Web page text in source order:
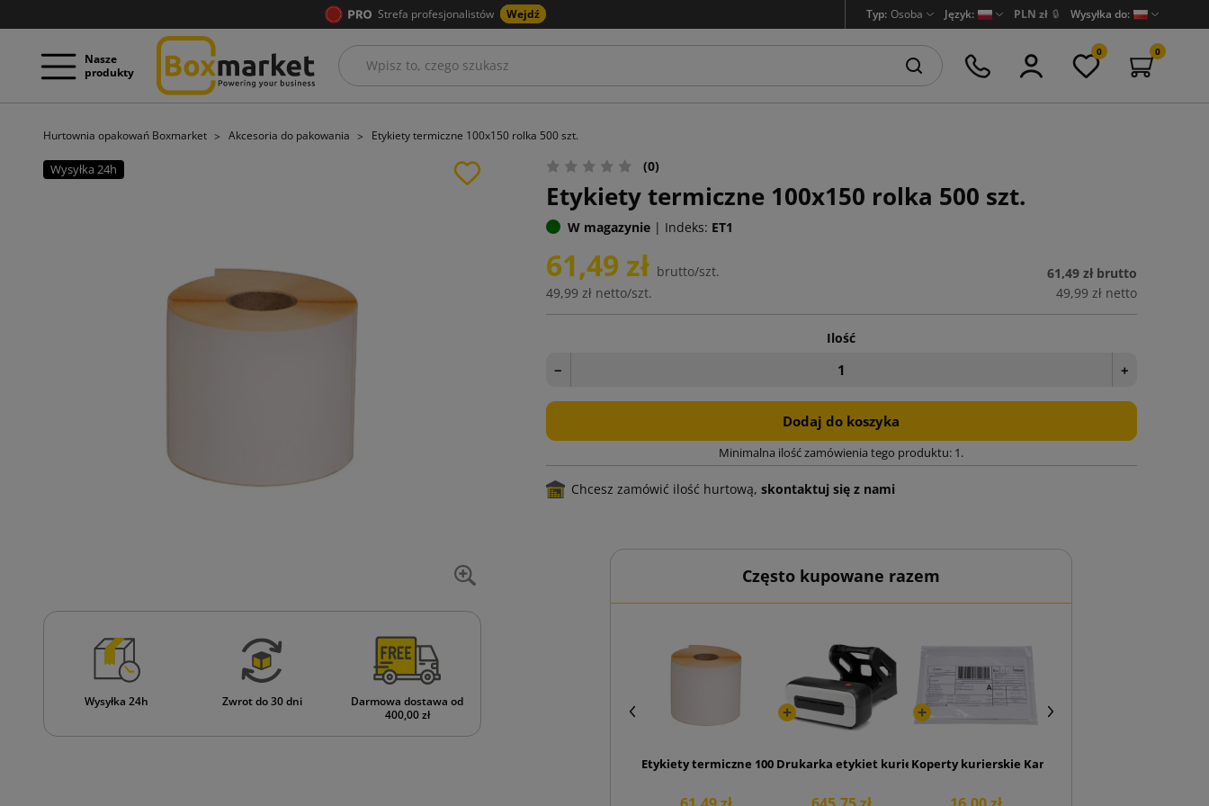
Strefa profesjonalistów Wejdź Typ: Osoba Język: PLN zł 🔒 Wysyłka do:
Nasze
produkty
0 0
Hurtownia opakowań Boxmarket Akcesoria do pakowania Etykiety termiczne 100x150 rolka 500 szt.
Wysyłka 24h
Wysyłka 24h Zwrot do 30 dni
Darmowa dostawa od
400,00 zł
(0)
Etykiety termiczne 100x150 rolka 500 szt.
W magazynie| Indeks: ET1
61,49 zł brutto/szt.
49,99 zł netto/szt.
61,49 zł brutto
49,99 zł netto
Ilość
− +
Dodaj do koszyka
Minimalna ilość zamówienia tego produktu: 1.
Chcesz zamówić ilość hurtową, skontaktuj się z nami
Często kupowane razem
Etykiety termiczne 100x150 rolka 500 szt.Drukarka etykiet kurierskich BeMark SM AM246S czarna
Koperty kurierskie Kangurki Przylgi C6